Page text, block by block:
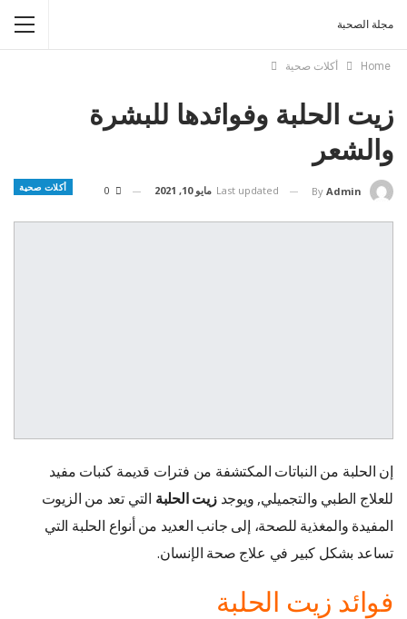
مجلة الصحبة
Home أكلات صحية
زيت الحلبة وفوائدها للبشرة
والشعر
أكلات صحية By Admin
Last updated مايو 10, 2021
إن الحلبة من النباتات المكتشفة من فترات قديمة كنبات مفيد
للعلاج الطبي والتجميلي, ويوجدزيت الحلبة التي تعد من الزيوت
المفيدة والمغذية للصحة، إلى جانب العديد من أنواع الحلبة التي
تساعد بشكل كبير في علاج صحة الإنسان.
فوائد زيت الحلبة